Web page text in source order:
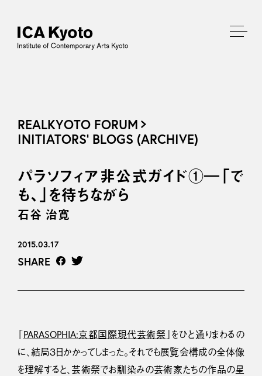
REALKYOTO FORUM
INITIATORS’ BLOGS (ARCHIVE)
パラソフィア非公式ガイド①―「で
も、」を待ちながら
石谷 治寛
2015.03.17
SHARE
PARASOPHIA:京都国際現代芸術祭 」をひと通りまわるの
に、結局３日かかってしまった。それでも展覧会構成の全体像
を理解すると、芸術祭でお馴染みの芸術家たちの作品の星